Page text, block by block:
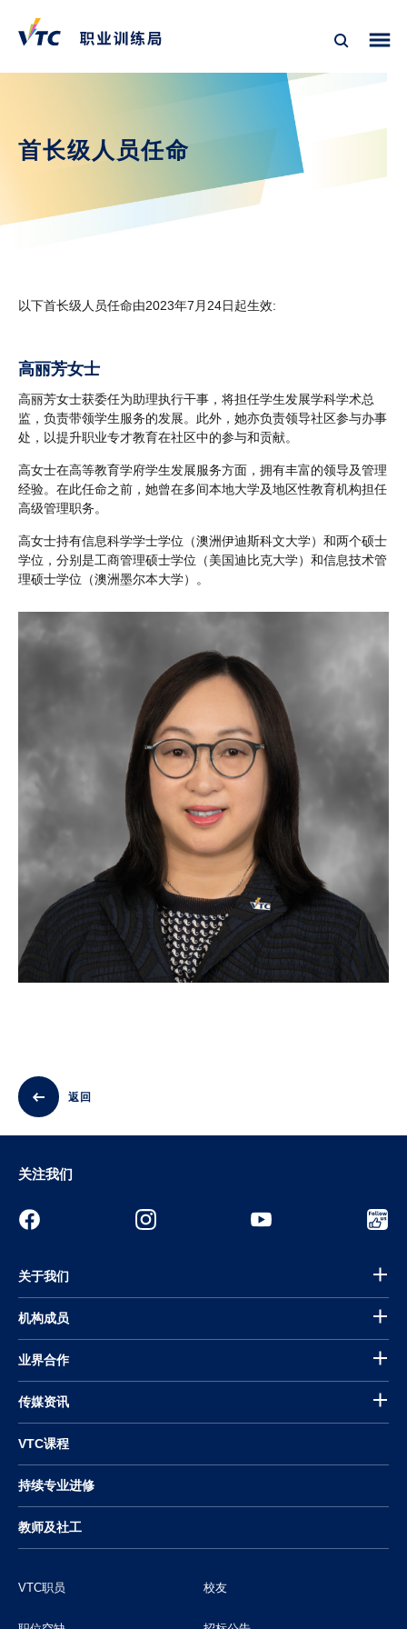
首长级人员任命
以下首长级人员任命由2023年7月24日起生效:
高丽芳女士
高丽芳女士获委任为助理执行干事，将担任学生发展学科学术总
监，负责带领学生服务的发展。此外，她亦负责领导社区参与办事
处，以提升职业专才教育在社区中的参与和贡献。
高女士在高等教育学府学生发展服务方面，拥有丰富的领导及管理
经验。在此任命之前，她曾在多间本地大学及地区性教育机构担任
高级管理职务。
高女士持有信息科学学士学位（澳洲伊迪斯科文大学）和两个硕士
学位，分别是工商管理硕士学位（美国迪比克大学）和信息技术管
理硕士学位（澳洲墨尔本大学）。
返回
关注我们
关于我们
机构成员
业界合作
传媒资讯
VTC课程
持续专业进修
教师及社工
VTC职员 校友